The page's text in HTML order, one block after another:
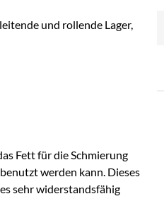
und rollende Lager,
Fett für die Schmierung
werden kann. Dieses
sehr widerstandsfähig